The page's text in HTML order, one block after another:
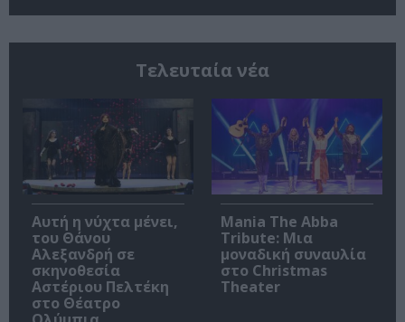
Τελευταία νέα
Αυτή η νύχτα μένει,
του Θάνου
Αλεξανδρή σε
σκηνοθεσία
Αστέριου Πελτέκη
στο Θέατρο
Mania The Abba
Tribute: Μια
μοναδική συναυλία
στο Christmas
Theater